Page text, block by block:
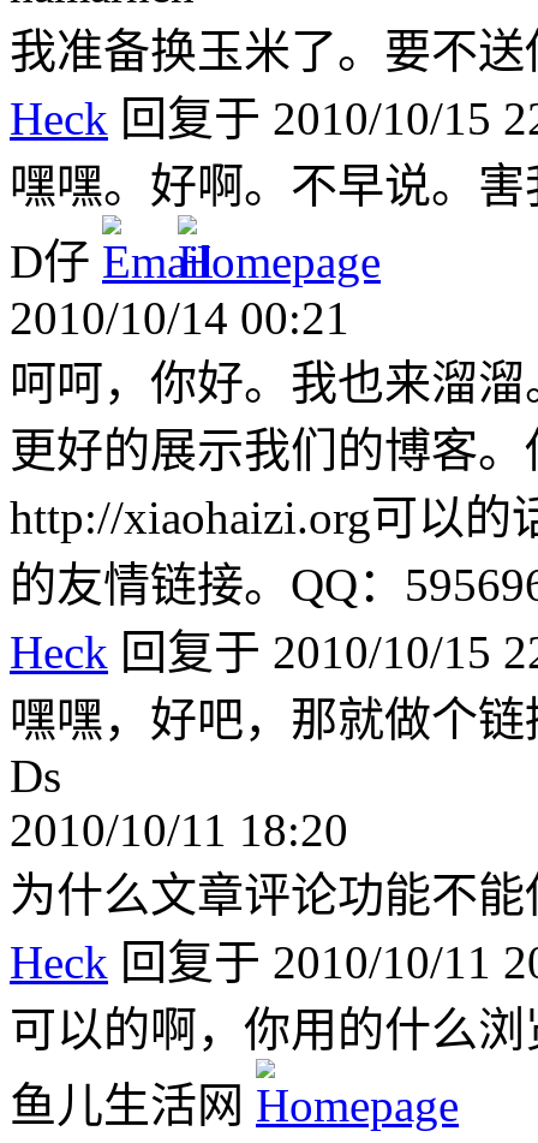
我准备换玉米了。要不送
Heck 回复于 2010/10/15
嘿嘿。好啊。不早说。
D仔
2010/10/14 00:21
呵呵，你好。我也来溜
更好的展示我们的博客
http://xiaohaizi.org可以
的友情链接。QQ：
Heck 回复于 2010/10/15
嘿嘿，好吧，那就做个链
Ds
2010/10/11 18:20
为什么文章评论功能不
Heck 回复于 2010/10/11
可以的啊，你用的什么
鱼儿生活网